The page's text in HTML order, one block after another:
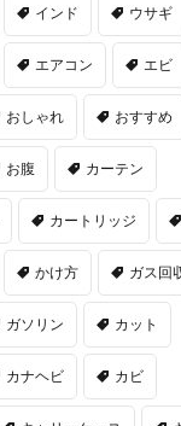
インド ウサギ
エアコン エビ
おしゃれ おすすめ
お腹 カーテン
カートリッジ
かけ方 ガス回
ガソリン カット
カナヘビ カビ